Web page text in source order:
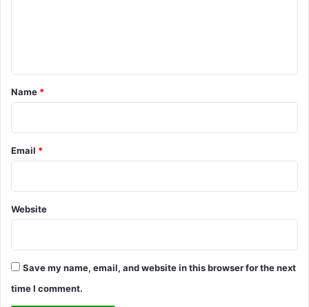
*
Name *
Email *
Website
Save my name, email, and website in this browser for the next
time I comment.